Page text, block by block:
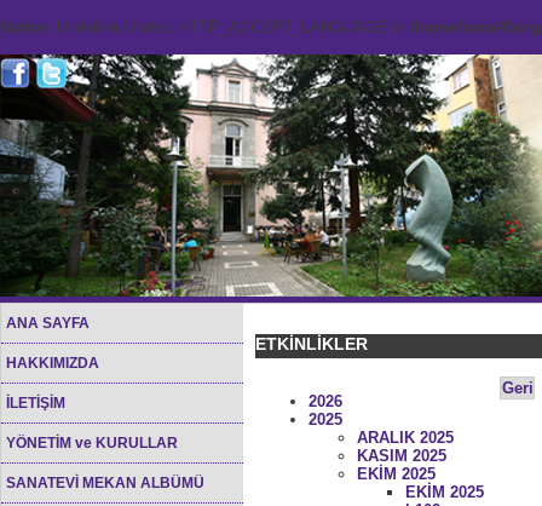
Notice: Undefined index: HTTP_ACCEPT_LANGUAGE in /home/
ANA SAYFA
HAKKIMIZDA
İLETİŞİM
YÖNETİM ve KURULLAR
SANATEVİ MEKAN ALBÜMÜ
ETKİNLİKLER
Geri
2026
2025
ARALIK 2025
KASIM 2025
EKİM 2025
EKİM 2025